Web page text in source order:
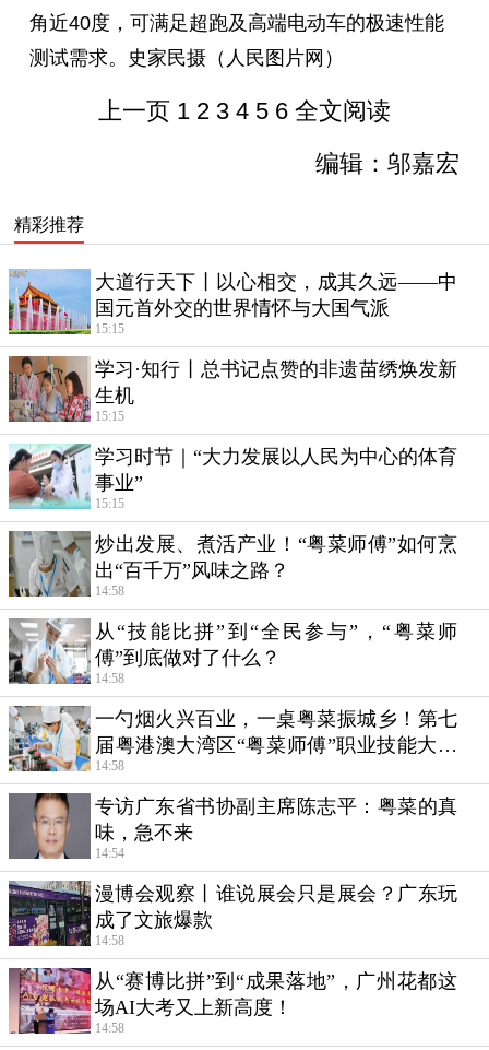
角近40度，可满足超跑及高端电动车的极速性能
测试需求。史家民摄（人民图片网）
上一页 1 2 3 4 5 6 全文阅读
编辑：邬嘉宏
精彩推荐